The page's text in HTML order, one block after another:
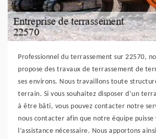
Professionnel du terrassement sur 22570,
propose des travaux de terrassement de
ses environs. Nous travaillons toute
terrain. Si vous souhaitez disposer d’un
à être bâti, vous pouvez contacter notre
nous contacter afin que notre équipe puisse
l’assistance nécessaire. Nous apportons